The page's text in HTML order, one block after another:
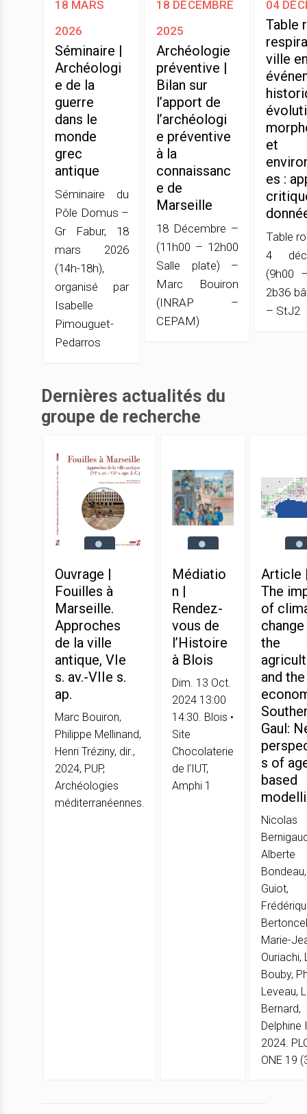
2026
Séminaire |
Archéologi
e de la
guerre
dans le
monde
grec
antique
Séminaire du
Pôle Domus –
Gr Fabur, 18
mars 2026
(14h-18h),
organisé par
Isabelle
Pimouguet-
Pedarros
2025
Archéologie
préventive |
Bilan sur
l’apport de
l’archéologi
e préventive
à la
connaissanc
e de
Marseille
18 Décembre –
(11h00 – 12h00
Salle plate) –
Marc Bouiron
(INRAP –
CEPAM)
Table
ville
et
es :
Table
4
(9h00
2b36
– StJ2
Dernières actualités du
groupe de recherche
Ouvrage |
Fouilles à
Marseille.
Approches
de la ville
antique, VIe
s. av.-VIIe s.
ap.
Marc Bouiron,
Philippe Mellinand,
Henri Tréziny, dir.,
2024, PUP,
Archéologies
méditerranéennes.
Médiatio
n |
Rendez-
vous de
l’Histoire
à Blois
Dim. 13 Oct.
2024 13:00
14:30. Blois •
Site
Chocolaterie
de l’IUT,
Amphi 1
Article
The
of
the
and the
Gaul:
s of
based
Nicolas
Alberte
Guiot,
Marie-
Ouriachi,
Bouby,
Leveau,
Bernard,
Delphine
2024.
ONE 19